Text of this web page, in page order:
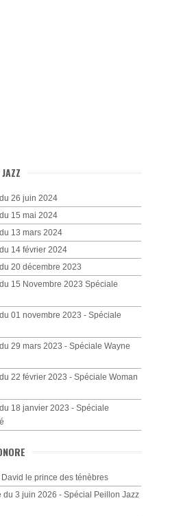
26 juin 2024
15 mai 2024
13 mars 2024
14 février 2024
20 décembre 2023
15 Novembre 2023 Spéciale
01 novembre 2023 - Spéciale
29 mars 2023 - Spéciale Wayne
22 février 2023 - Spéciale Woman
18 janvier 2023 - Spéciale
le prince des ténèbres
du 3 juin 2026 - Spécial Peillon Jazz